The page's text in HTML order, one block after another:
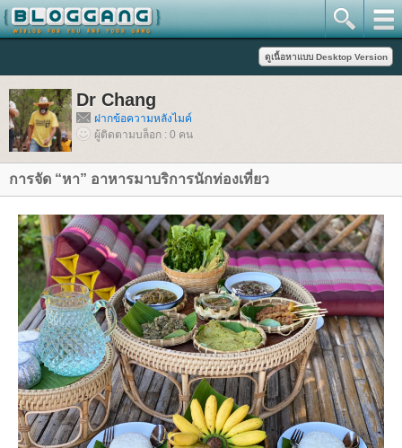
Dr Chang
ฝากข้อความหลังไมค์
ผู้ติดตามบล็อก : 0 คน
การจัด “หา” อาหารมาบริการนักท่องเที่ยว